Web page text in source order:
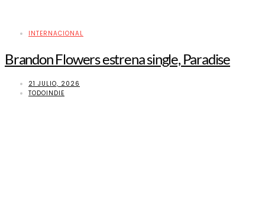
INTERNACIONAL
Brandon Flowers estrena single, Paradise
21 JULIO, 2026
TODOINDIE